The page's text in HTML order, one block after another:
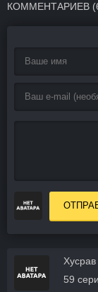
КОММЕНТАРИЕВ (
Хусрав
59